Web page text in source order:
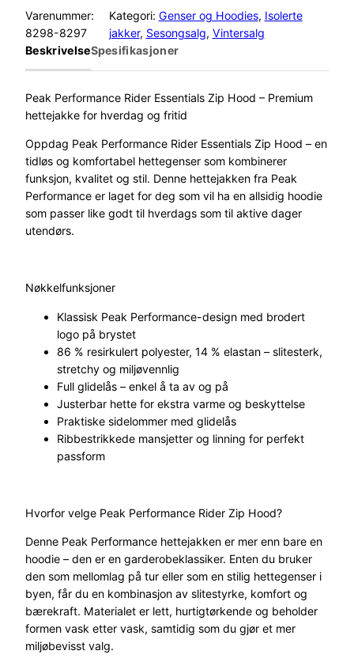
a
k
P
f
o
m
a
n
c
e
R
e
i
H
o
o
d
H
e
r
Varenummer:
8298-8297
Kategori: Genser og Hoodies, Isolerte
jakker, Sesongsalg, Vintersalg
BeskrivelseSpesifikasjoner
Peak Performance Rider Essentials Zip Hood – Premium
hettejakke for hverdag og fritid
Oppdag Peak Performance Rider Essentials Zip Hood – en
tidløs og komfortabel hettegenser som kombinerer
funksjon, kvalitet og stil. Denne hettejakken fra Peak
Performance er laget for deg som vil ha en allsidig hoodie
som passer like godt til hverdags som til aktive dager
utendørs.
Nøkkelfunksjoner
Klassisk Peak Performance-design med brodert
logo på brystet
86 % resirkulert polyester, 14 % elastan – slitesterk,
stretchy og miljøvennlig
Full glidelås – enkel å ta av og på
Justerbar hette for ekstra varme og beskyttelse
Praktiske sidelommer med glidelås
Ribbestrikkede mansjetter og linning for perfekt
passform
Hvorfor velge Peak Performance Rider Zip Hood?
Denne Peak Performance hettejakken er mer enn bare en
hoodie – den er en garderobeklassiker. Enten du bruker
den som mellomlag på tur eller som en stilig hettegenser i
byen, får du en kombinasjon av slitestyrke, komfort og
bærekraft. Materialet er lett, hurtigtørkende og beholder
formen vask etter vask, samtidig som du gjør et mer
miljøbevisst valg.